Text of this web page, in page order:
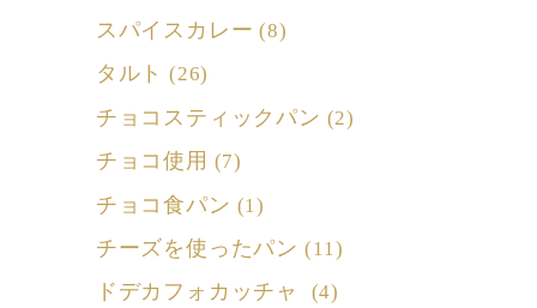
スパイスカレー (8)
タルト (26)
チョコスティックパン (2)
チョコ使用 (7)
チョコ食パン (1)
チーズを使ったパン (11)
ドデカフォカッチャ (4)